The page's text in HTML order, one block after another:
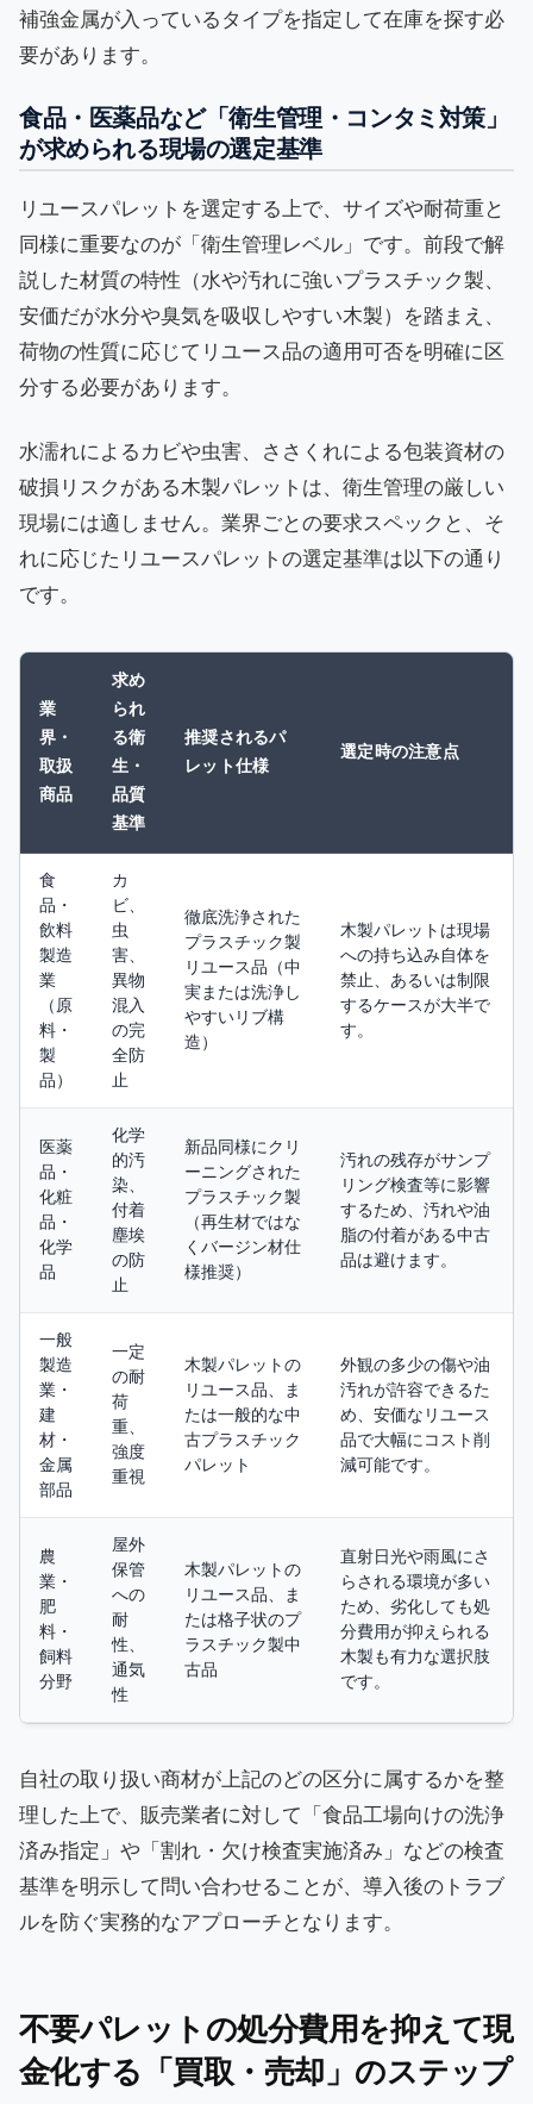
補強金属が入っているタイプを指定して在庫を探す必
要があります。
食品・医薬品など「衛生管理・コンタミ対策」
が求められる現場の選定基準
リユースパレットを選定する上で、サイズや耐荷重と
同様に重要なのが「衛生管理レベル」です。前段で解
説した材質の特性（水や汚れに強いプラスチック製、
安価だが水分や臭気を吸収しやすい木製）を踏まえ、
荷物の性質に応じてリユース品の適用可否を明確に区
分する必要があります。
水濡れによるカビや虫害、ささくれによる包装資材の
破損リスクがある木製パレットは、衛生管理の厳しい
現場には適しません。業界ごとの要求スペックと、そ
れに応じたリユースパレットの選定基準は以下の通り
です。
業
界・
取扱
商品
求め
られ
る衛
生・
品質
基準
推奨されるパ
レット仕様
選定時の注意点
食
品・
飲料
製造
業
（原
料・
製
品）
カ
ビ、
虫
害、
異物
混入
の完
全防
止
徹底洗浄された
プラスチック製
リユース品（中
実または洗浄し
やすいリブ構
造）
木製パレットは現場
への持ち込み自体を
禁止、あるいは制限
するケースが大半で
す。
医薬
品・
化粧
品・
化学
品
化学
的汚
染、
付着
塵埃
の防
止
新品同様にクリ
ーニングされた
プラスチック製
（再生材ではな
くバージン材仕
様推奨）
汚れの残存がサンプ
リング検査等に影響
するため、汚れや油
脂の付着がある中古
品は避けます。
一般
製造
業・
建
材・
金属
部品
一定
の耐
荷
重、
強度
重視
木製パレットの
リユース品、ま
たは一般的な中
古プラスチック
パレット
外観の多少の傷や油
汚れが許容できるた
め、安価なリユース
品で大幅にコスト削
減可能です。
農
業・
肥
料・
飼料
分野
屋外
保管
への
耐
性、
通気
性
木製パレットの
リユース品、ま
たは格子状のプ
ラスチック製中
古品
直射日光や雨風にさ
らされる環境が多い
ため、劣化しても処
分費用が抑えられる
木製も有力な選択肢
です。
自社の取り扱い商材が上記のどの区分に属するかを整
理した上で、販売業者に対して「食品工場向けの洗浄
済み指定」や「割れ・欠け検査実施済み」などの検査
基準を明示して問い合わせることが、導入後のトラブ
ルを防ぐ実務的なアプローチとなります。
不要パレットの処分費用を抑えて現
金化する「買取・売却」のステップ